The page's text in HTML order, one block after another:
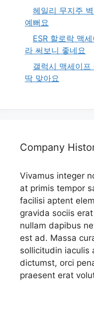
헤일리 무지주
예뻐요
ESR 할로락 맥
라 써보니 좋네요
갤럭시 맥세이
딱 맞아요
Company
Vivamus integer
at primis tempor
facilisi aptent
gravida sociis
nullam dapibus
est ad. Massa
sollicitudin iaculis
dictumst, orci
praesent erat